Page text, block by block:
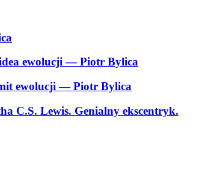
ewolucji— Piotr Bylica
ewolucji— Piotr Bylica
C.S. Lewis. Genialny ekscentryk.